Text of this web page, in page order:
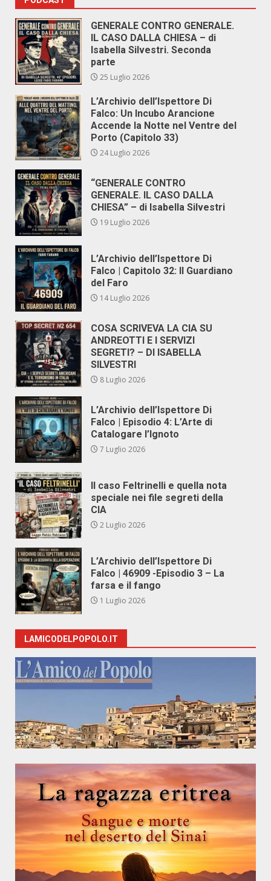
GENERALE CONTRO GENERALE.
IL CASO DALLA CHIESA – di
Isabella Silvestri. Seconda
parte
25 Luglio 2026
L’Archivio dell’Ispettore Di
Falco: Un Incubo Arancione
Accende la Notte nel Ventre del
Porto (Capitolo 33)
24 Luglio 2026
“GENERALE CONTRO
GENERALE. IL CASO DALLA
CHIESA” – di Isabella Silvestri
19 Luglio 2026
L’Archivio dell’Ispettore Di
Falco | Capitolo 32: Il Guardiano
del Faro
14 Luglio 2026
COSA SCRIVEVA LA CIA SU
ANDREOTTI E I SERVIZI
SEGRETI? – DI ISABELLA
SILVESTRI
8 Luglio 2026
L’Archivio dell’Ispettore Di
Falco | Episodio 4: L’Arte di
Catalogare l’Ignoto
7 Luglio 2026
Il caso Feltrinelli e quella nota
speciale nei file segreti della
CIA
2 Luglio 2026
L’Archivio dell’Ispettore Di
Falco | 46909 -Episodio 3 – La
farsa e il fango
1 Luglio 2026
LAMICODELPOPOLO.IT